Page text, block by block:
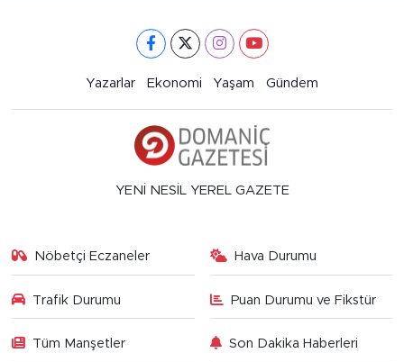
Yazarlar Ekonomi Yaşam Gündem
YENİ NESİL YEREL GAZETE
Nöbetçi Eczaneler Hava Durumu
Trafik Durumu Puan Durumu ve Fikstür
Tüm Manşetler Son Dakika Haberleri